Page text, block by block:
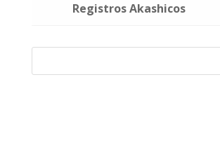
Registros Akashicos